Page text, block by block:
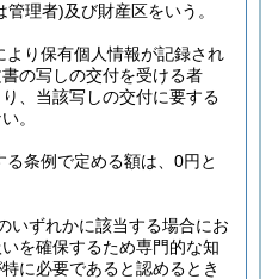
管理者)及び財産区をいう。
り保有個人情報が記録され
の写しの交付を受ける者
、当該写しの交付に要する
。
条例で定める額は、0円と
いずれかに該当する場合にお
を確保するため専門的な知
に必要であると認めるとき